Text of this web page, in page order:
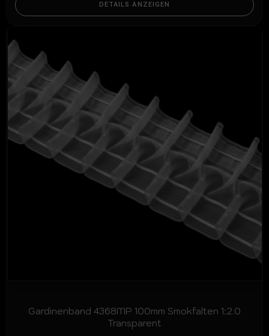
DETAILS ANZEIGEN
Gardinenband 4368MP 100mm Smokfalten 1:2.0
Transparent